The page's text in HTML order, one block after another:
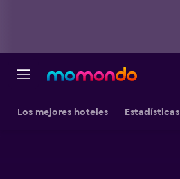
Los mejores hoteles Estadísticas